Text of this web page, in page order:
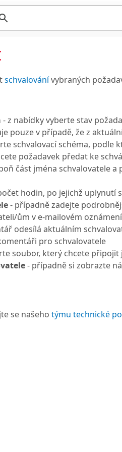
schvalovánívybraných
- z nabídky vyberte stav
pouze v případě, že z
schvalovací schéma, podle
požadavek předat ke
část jména schvalovatele
hodin, po jejichž uplynutí
- případně zadejte
ům v e-mailovém
odesílá aktuálním
pro schvalovatele
soubor, který chcete
- případně si zobrazte
se našeho týmu technické